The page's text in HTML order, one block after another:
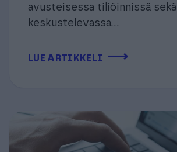
avusteisessa tiliöinnissä sekä
keskustelevassa...
LUE ARTIKKELI ⟶